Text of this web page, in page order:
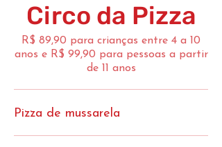
Circo da Pizza
R$ 89,90 para crianças entre 4 a 10
anos e R$ 99,90 para pessoas a partir
de 11 anos
Pizza de mussarela